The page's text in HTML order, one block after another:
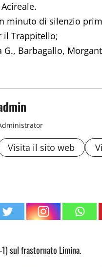
minuto di silenzio
il Trappitello;
G., Barbagallo,
Visita il sito web
1) sul frastornato Limina.